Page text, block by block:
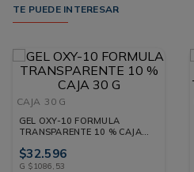
TE PUEDE INTERESAR
CAJA 30 G
GEL OXY-10 FORMULA
TRANSPARENTE 10 % CAJA
$32.596
G $1086, 53